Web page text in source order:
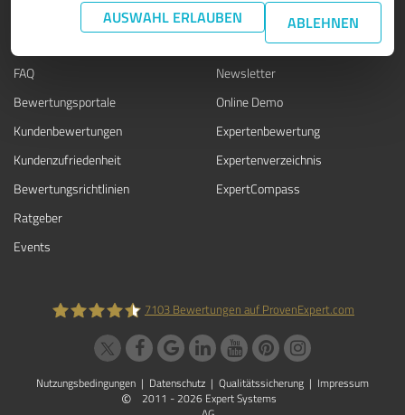
AUSWAHL ERLAUBEN ABLEHNEN
FAQ
Bewertungsportale
Kundenbewertungen
Kundenzufriedenheit
Bewertungs­richtlinien
Ratgeber
Events
SERVICE
Newsletter
Online Demo
Expertenbewertung
Expertenverzeichnis
ExpertCompass
ProvenExpert.com
7103 Bewertungen auf ProvenExpert.com
Nutzungsbedingungen | Datenschutz | Qualitätssicherung | Impressum
©
2011 - 2026 Expert Systems